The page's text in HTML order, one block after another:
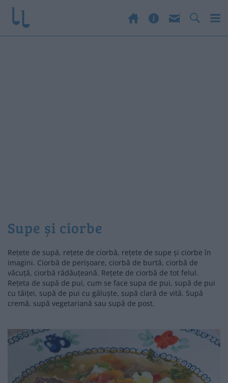
Supe și ciorbe
Rețete de supă, rețete de ciorbă, rețete de supe și ciorbe în
imagini. Ciorbă de perișoare, ciorbă de burtă, ciorbă de
văcuță, ciorbă rădăuțeană. Rețete de ciorbă de tot felul.
Rețeta de supă de pui, cum se face supa de pui, supă de pui
cu tăiței, supă de pui cu găluște, supă clară de vită. Supă
cremă, supă vegetariană sau supă de post.